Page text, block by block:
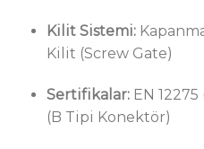
Kilit Sistemi:
Kilit (Screw Gate)
Sertifikalar:EN 12275
(B Tipi Konektör)